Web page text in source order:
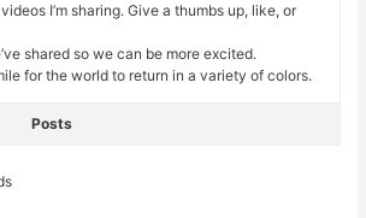
I’m sharing. Give a thumbs up, like, or
shared so we can be more excited.
for the world to return in a variety of colors.
Posts